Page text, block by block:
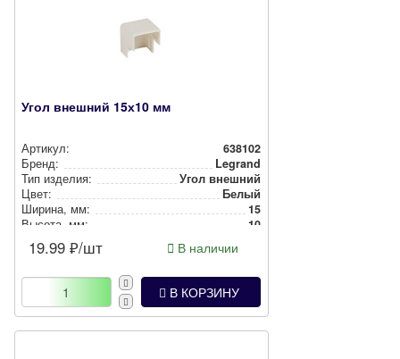
Угол внешний 15х10 мм
Артикул:
638102
Бренд:
Legrand
Тип изделия:
Угол внешний
Цвет:
Белый
Ширина, мм:
15
Высота, мм:
10
19.99 ₽/шт В наличии
В КОРЗИНУ